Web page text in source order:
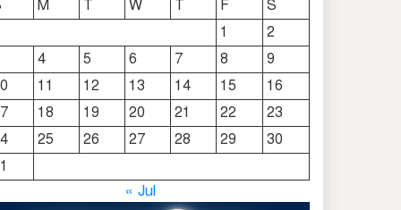
দোয়ারাবাজারে নামে-বেনামে
চলছে খাসজমি দখলের
প্রতিযোগিতা : নির্লিপ্ত প্রশাসন
ছাতকে রুনা-হামিদ সমাচার,
কর্তৃপক্ষ নিরব
ছাতকে এক স্কুল ছাত্রী
পাশবিকতার শিকার অভিযুক্ত
M T W T F
S
1
2
4 5 6 7 8
9
11 12 13 14 15
16
18 19 20 21 22
23
25 26 27 28 29
30
« Jul